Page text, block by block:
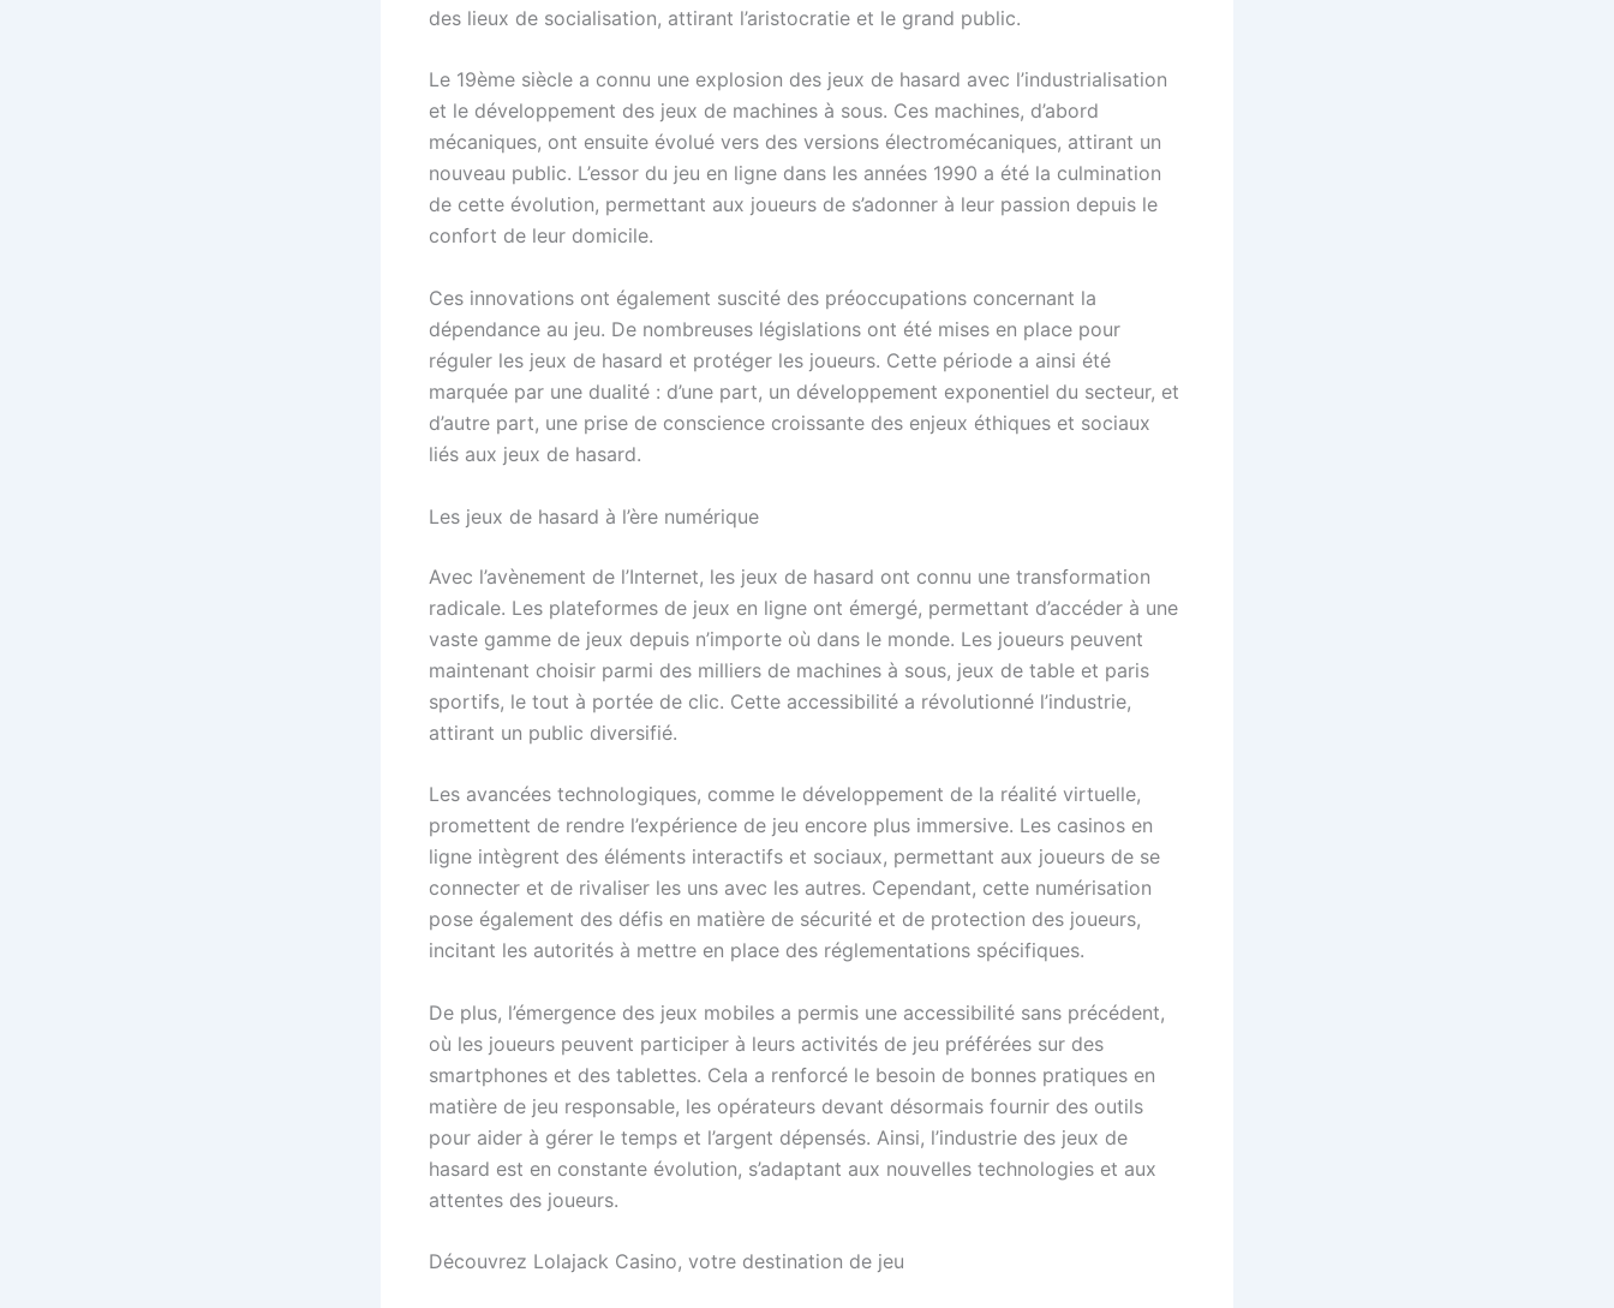
des lieux de socialisation, attirant l’aristocratie et le grand public.
Le 19ème siècle a connu une explosion des jeux de hasard avec l’industrialisation
et le développement des jeux de machines à sous. Ces machines, d’abord
mécaniques, ont ensuite évolué vers des versions électromécaniques, attirant un
nouveau public. L’essor du jeu en ligne dans les années 1990 a été la culmination
de cette évolution, permettant aux joueurs de s’adonner à leur passion depuis le
confort de leur domicile.
Ces innovations ont également suscité des préoccupations concernant la
dépendance au jeu. De nombreuses législations ont été mises en place pour
réguler les jeux de hasard et protéger les joueurs. Cette période a ainsi été
marquée par une dualité : d’une part, un développement exponentiel du secteur, et
d’autre part, une prise de conscience croissante des enjeux éthiques et sociaux
liés aux jeux de hasard.
Les jeux de hasard à l’ère numérique
Avec l’avènement de l’Internet, les jeux de hasard ont connu une transformation
radicale. Les plateformes de jeux en ligne ont émergé, permettant d’accéder à une
vaste gamme de jeux depuis n’importe où dans le monde. Les joueurs peuvent
maintenant choisir parmi des milliers de machines à sous, jeux de table et paris
sportifs, le tout à portée de clic. Cette accessibilité a révolutionné l’industrie,
attirant un public diversifié.
Les avancées technologiques, comme le développement de la réalité virtuelle,
promettent de rendre l’expérience de jeu encore plus immersive. Les casinos en
ligne intègrent des éléments interactifs et sociaux, permettant aux joueurs de se
connecter et de rivaliser les uns avec les autres. Cependant, cette numérisation
pose également des défis en matière de sécurité et de protection des joueurs,
incitant les autorités à mettre en place des réglementations spécifiques.
De plus, l’émergence des jeux mobiles a permis une accessibilité sans précédent,
où les joueurs peuvent participer à leurs activités de jeu préférées sur des
smartphones et des tablettes. Cela a renforcé le besoin de bonnes pratiques en
matière de jeu responsable, les opérateurs devant désormais fournir des outils
pour aider à gérer le temps et l’argent dépensés. Ainsi, l’industrie des jeux de
hasard est en constante évolution, s’adaptant aux nouvelles technologies et aux
attentes des joueurs.
Découvrez Lolajack Casino, votre destination de jeu